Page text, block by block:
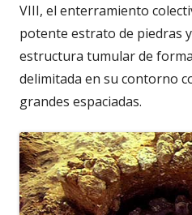
VIII, el enterramiento
potente estrato de piedras
estructura tumular de
delimitada en su contorno
grandes espaciadas.